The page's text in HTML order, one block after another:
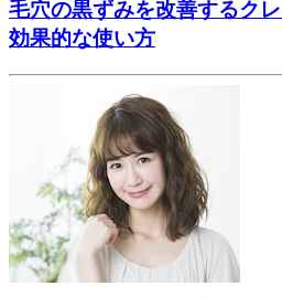
毛穴の黒ずみを改善するク
効果的な使い方